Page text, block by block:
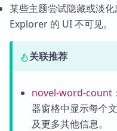
某些主题尝试隐藏或淡
Explorer 的 UI 不可见。
关联推荐
novel-word-count
器窗格中显示每个
及更多其他信息。